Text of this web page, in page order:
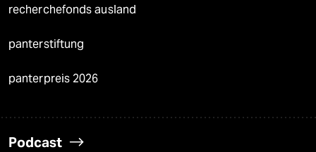
recherchefonds ausland
panterstiftung
panterpreis 2026
Podcast